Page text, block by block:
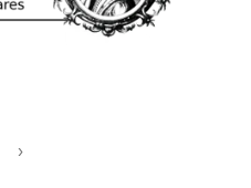
›